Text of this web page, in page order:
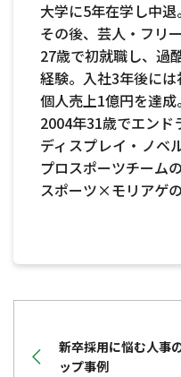
大学に5年在学し中退。
その後、芸人・フリ
27歳で初就職し、過
経験。入社3年後に
個人売上1億円を達成。
2004年31歳でエンド
ディスプレイ・ノベ
プロスポーツチーム
スポーツ×モリアゲ
新卒採用に悩む人事
ップ事例